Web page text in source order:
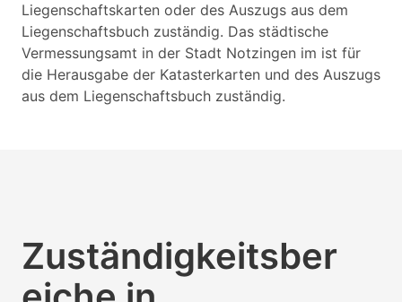
Liegenschaftskarten oder des Auszugs aus dem
Liegenschaftsbuch zuständig. Das städtische
Vermessungsamt in der Stadt Notzingen im ist für
die Herausgabe der Katasterkarten und des Auszugs
aus dem Liegenschaftsbuch zuständig.
Zuständigkeitsber